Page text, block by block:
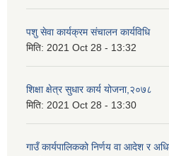
पशु सेवा कार्यक्रम संचालन कार्यविधि
मिति: 2021 Oct 28 - 13:32
शिक्षा क्षेत्र सुधार कार्य योजना,२०७८
मिति: 2021 Oct 28 - 13:30
गाउँ कार्यपालिकको निर्णय वा आदेश र